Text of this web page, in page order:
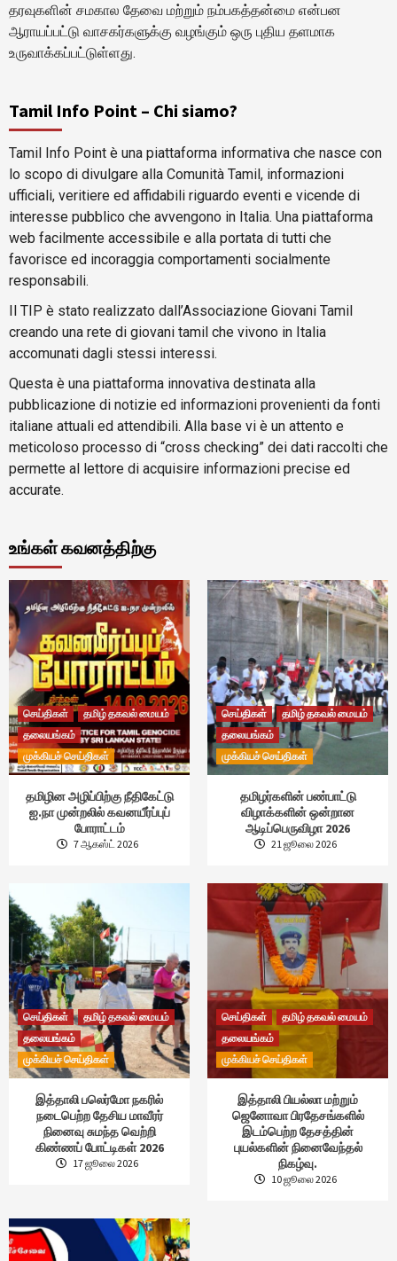
தரவுகளின் சமகால தேவை மற்றும் நம்பகத்தன்மை என்பன
ஆராயப்பட்டு வாசகர்களுக்கு வழங்கும் ஒரு புதிய தளமாக
உருவாக்கப்பட்டுள்ளது.
Tamil Info Point – Chi siamo?
Tamil Info Point è una piattaforma informativa che nasce con
lo scopo di divulgare alla Comunità Tamil, informazioni
ufficiali, veritiere ed affidabili riguardo eventi e vicende di
interesse pubblico che avvengono in Italia. Una piattaforma
web facilmente accessibile e alla portata di tutti che
favorisce ed incoraggia comportamenti socialmente
responsabili.
Il TIP è stato realizzato dall’Associazione Giovani Tamil
creando una rete di giovani tamil che vivono in Italia
accomunati dagli stessi interessi.
Questa è una piattaforma innovativa destinata alla
pubblicazione di notizie ed informazioni provenienti da fonti
italiane attuali ed attendibili. Alla base vi è un attento e
meticoloso processo di “cross checking” dei dati raccolti che
permette al lettore di acquisire informazioni precise ed
accurate.
உங்கள் கவனத்திற்கு
செய்திகள்
தமிழ் தகவல் மையம்
தலையங்கம்
முக்கியச் செய்திகள்
தமிழின அழிப்பிற்கு நீதிகேட்டு
ஐ.நா முன்றலில் கவனயீர்ப்புப்
போராட்டம்
7 ஆகஸ்ட் 2026
செய்திகள்
தமிழ் தகவல் மையம்
தலையங்கம்
முக்கியச் செய்திகள்
தமிழர்களின் பண்பாட்டு
விழாக்களின் ஒன்றான
ஆடிப்பெருவிழா 2026
21 ஜூலை 2026
செய்திகள்
தமிழ் தகவல் மையம்
தலையங்கம்
முக்கியச் செய்திகள்
இத்தாலி பலெர்மோ நகரில்
நடைபெற்ற தேசிய மாவீரர்
நினைவு சுமந்த வெற்றி
கிண்ணப் போட்டிகள் 2026
17 ஜூலை 2026
செய்திகள்
தமிழ் தகவல் மையம்
தலையங்கம்
முக்கியச் செய்திகள்
இத்தாலி பியல்லா மற்றும்
ஜெனோவா பிரதேசங்களில்
இடம்பெற்ற தேசத்தின்
புயல்களின் நினைவேந்தல்
நிகழ்வு.
10 ஜூலை 2026